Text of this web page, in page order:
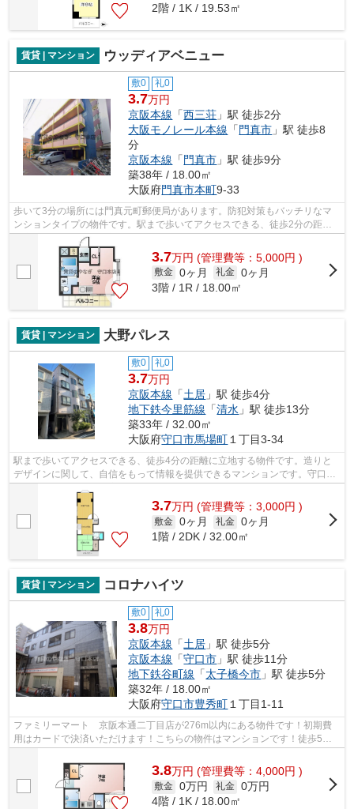
2階 / 1K / 19.53㎡
賃貸 | マンション ウッディアベニュー
敷0 礼0
3.7万円
京阪本線 「西三荘 」駅 徒歩2分
大阪モノレール本線 「 門真市 」駅 徒歩8
分
京阪本線 「 門真市 」駅 徒歩9分
築38年 / 18.00㎡
大阪府門真市本町9-33
歩いて3分の場所には門真元町郵便局があります。防犯対策もバッチリなマ
ンションタイプの物件です。駅まで歩いてアクセスできる、徒歩2分の距離
に立地する物件です。初期費用をカード...
3.7万円 (管理費等：5,000円 )
敷金 0ヶ月 礼金 0ヶ月
3階 / 1R / 18.00㎡
賃貸 | マンション 大野パレス
敷0 礼0
3.7万円
京阪本線 「土居 」駅 徒歩4分
地下鉄今里筋線 「清水 」駅 徒歩13分
築33年 / 32.00㎡
大阪府守口市馬場町 １丁目3-34
駅まで歩いてアクセスできる、徒歩4分の距離に立地する物件です。造りと
デザインに関して、自信をもって情報を提供できるマンションです。守口市
エリアや土居付近でお客様のご希望のお...
3.7万円 (管理費等：3,000円 )
敷金 0ヶ月 礼金 0ヶ月
1階 / 2DK / 32.00㎡
賃貸 | マンション コロナハイツ
敷0 礼0
3.8万円
京阪本線 「土居 」駅 徒歩5分
京阪本線 「守口市 」駅 徒歩11分
地下鉄谷町線 「太子橋今市 」駅 徒歩5分
築32年 / 18.00㎡
大阪府守口市豊秀町 １丁目1-11
ファミリーマート 京阪本通二丁目店が276m以内にある物件です！初期費
用はカードで決済いただけます！こちらの物件はマンションです！徒歩5分
の位置に駅がある物件です！守口市エリア...
3.8万円 (管理費等：4,000円 )
敷金 0万円 礼金 0万円
4階 / 1K / 18.00㎡